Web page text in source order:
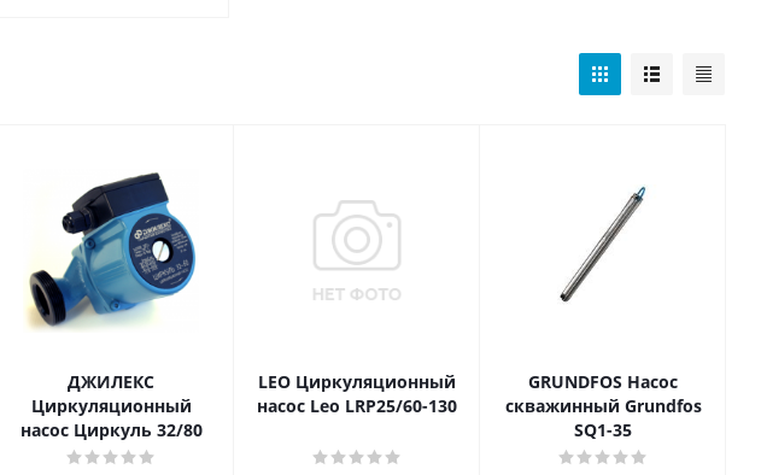
ДЖИЛЕКС
Циркуляционный
насос Циркуль 32/80
LEO Циркуляционный
насос Leo LRP25/60-130
GRUNDFOS Насос
скважинный Grundfos
SQ1-35